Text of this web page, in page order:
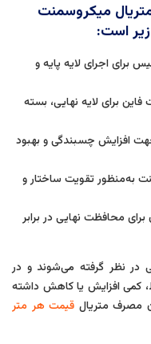
میکروسمنت
است:
بیس برای اجرای لایه پایه و
فاین برای لایه نهایی، بسته
بیس جهت افزایش چسبندگی و بهبود
به‌منظور تقویت ساختار و
برای محافظت نهایی در برابر
در نظر گرفته می‌شوند و در
کمی افزایش یا کاهش داشته
مصرف متریال قیمت هر متر